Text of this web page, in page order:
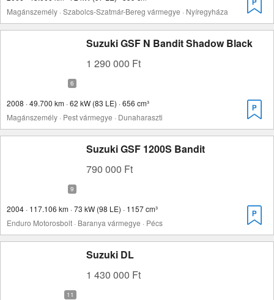
Magánszemély · Szabolcs-Szatmár-Bereg vármegye · Nyíregyháza
Suzuki GSF N Bandit Shadow Black
1 290 000 Ft
2008 · 49.700 km · 62 kW (83 LE) · 656 cm³
Magánszemély · Pest vármegye · Dunaharaszti
Suzuki GSF 1200S Bandit
790 000 Ft
2004 · 117.106 km · 73 kW (98 LE) · 1157 cm³
Enduro Motorosbolt · Baranya vármegye · Pécs
Suzuki DL
1 430 000 Ft